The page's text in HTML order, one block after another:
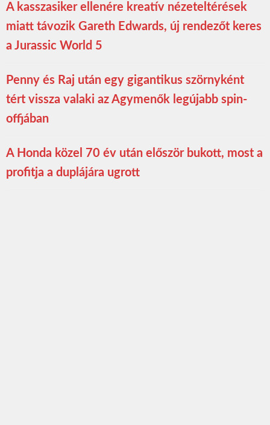
A kasszasiker ellenére kreatív nézeteltérések
miatt távozik Gareth Edwards, új rendezőt keres
a Jurassic World 5
Penny és Raj után egy gigantikus szörnyként
tért vissza valaki az Agymenők legújabb spin-
offjában
A Honda közel 70 év után először bukott, most a
profitja a duplájára ugrott